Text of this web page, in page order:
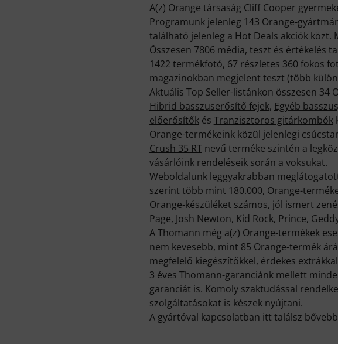
A(z) Orange társaság Cliff Cooper
Programunk jelenleg 143 Orange-
található jelenleg a Hot Deals akciók
Összesen 7806 média, teszt és értékelés
1422 termékfotó, 67 részletes 360 fokos
magazinokban megjelent teszt (több
Aktuális Top Seller-listánkon összesen 34
Hibrid basszuserősítő fejek, Egyéb
előerősítőkés Tranzisztoros gitárkombók
Orange-termékeink közül jelenlegi
Crush 35 RTnevű terméke szintén a
vásárlóink rendeléseik során a voksukat.
Weboldalunk leggyakrabban
szerint több mint 180.000, Orange-
Orange-készüléket számos, jól ismert
Page, Josh Newton, Kid Rock, Prince,
A Thomann még a(z) Orange-termékek
nem kevesebb, mint 85 Orange-termék
megfelelő kiegészítőkkel, érdekes
3 éves Thomann-garanciánk mellett
garanciát is. Komoly szaktudással
szolgáltatásokat is készek nyújtani.
A gyártóval kapcsolatban itt találsz